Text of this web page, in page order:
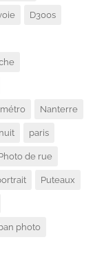
D300s
métro Nanterre
nuit paris
de rue
Puteaux
photo